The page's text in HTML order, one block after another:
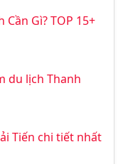
Gì? TOP 15+
du lịch Thanh
Tiến chi tiết nhất